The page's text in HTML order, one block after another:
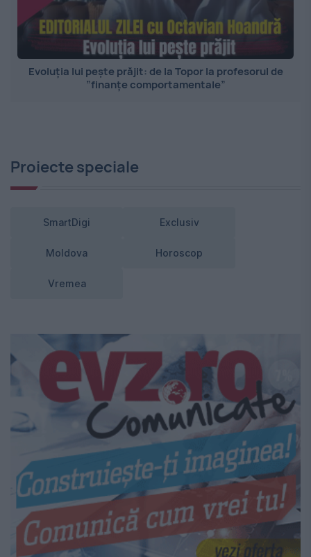
Evoluția lui pește prăjit: de la Topor la profesorul de
”finanțe comportamentale”
Proiecte speciale
SmartDigi Exclusiv
Moldova Horoscop
Vremea